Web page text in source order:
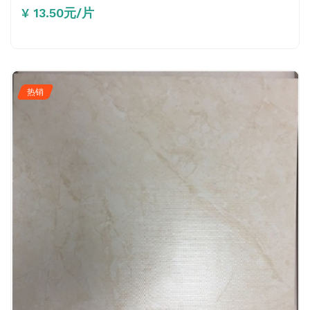
¥ 13.50元/片
热销